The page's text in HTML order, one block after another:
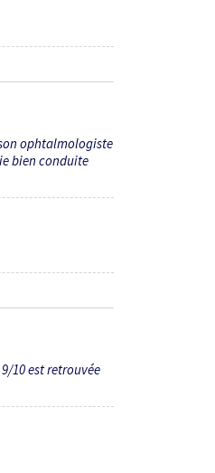
ophtalmologiste
bien conduite
10 est retrouvée